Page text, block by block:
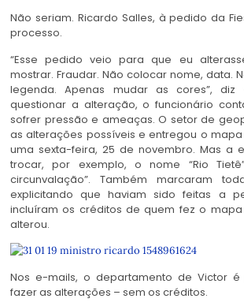
Não seriam. Ricardo Salles, à pedido da
processo.
“Esse pedido veio para que eu
mostrar. Fraudar. Não colocar nome, data.
legenda. Apenas mudar as cores”, diz
questionar a alteração, o funcionário
sofrer pressão e ameaças. O setor de
as alterações possíveis e entregou o
uma sexta-feira, 25 de novembro. Mas a
trocar, por exemplo, o nome “Rio
circunvalação”. Também marcaram
explicitando que haviam sido feitas a
incluíram os créditos de quem fez o
alterou.
Nos e-mails, o departamento de Victor é
fazer as alterações – sem os créditos.